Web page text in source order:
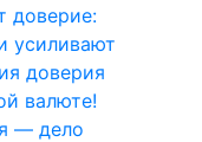
доверие:
усиливают
доверия
валюте!
— дело